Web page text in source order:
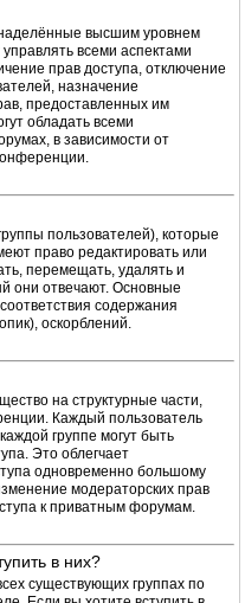
высшим уровнем
всеми аспектами
прав доступа, отключение
назначение
предоставленных им
обладать всеми
в зависимости от
пользователей), которые
право редактировать или
перемещать, удалять и
они отвечают. Основные
содержания
оскорблений.
на структурные части,
Каждый пользователь
группе могут быть
Это облегчает
одновременно большому
модераторских прав
к приватным форумам.
в них?
существующих группах по